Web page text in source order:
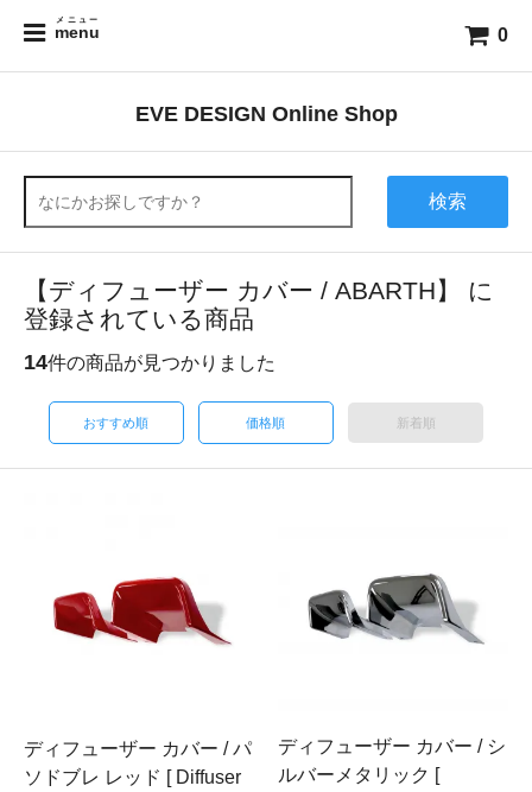
menu
メニュー
0
EVE DESIGN Online Shop
検索
【ディフューザー カバー / ABARTH】 に
登録されている商品
14件の商品が見つかりました
おすすめ順 価格順 新着順
ディフューザー カバー / パ
ソドブレ レッド [ Diffuser
ディフューザー カバー / シ
ルバーメタリック [